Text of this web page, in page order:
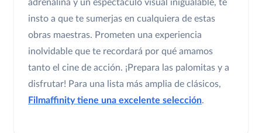
adrenalina y un espectáculo visual inigualable, te
insto a que te sumerjas en cualquiera de estas
obras maestras. Prometen una experiencia
inolvidable que te recordará por qué amamos
tanto el cine de acción. ¡Prepara las palomitas y a
disfrutar! Para una lista más amplia de clásicos,
Filmaffinity tiene una excelente selección.